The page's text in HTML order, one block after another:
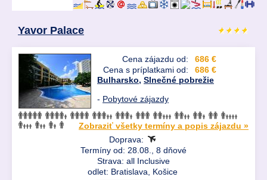
Yavor Palace
Cena zájazdu od:
686 €
Cena s príplatkami od:
686 €
Bulharsko, Slnečné pobrežie
- Pobytové zájazdy
Zobraziť všetky termíny a popis zájazdu »
Doprava:
Termíny od: 28.08., 8 dňové
Strava: all Inclusive
odlet: Bratislava, Košice